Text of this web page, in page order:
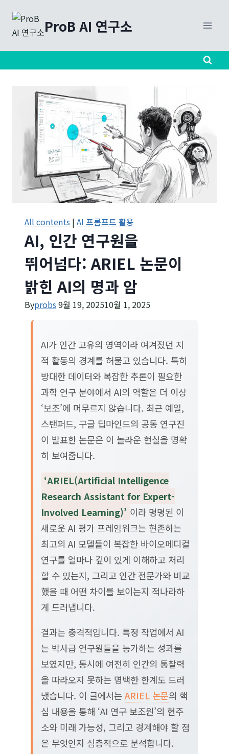
content
ProB AI 연구소
All contents | AI 프롬프트 활용
AI, 인간 연구원을
뛰어넘다: ARIEL 논문이
밝힌 AI의 명과 암
Byprobs 9월 19, 202510월 1, 2025
AI가 인간 고유의 영역이라 여겨졌던 지
적 활동의 경계를 허물고 있습니다. 특히
방대한 데이터와 복잡한 추론이 필요한
과학 연구 분야에서 AI의 역할은 더 이상
‘보조’에 머무르지 않습니다. 최근 예일,
스탠퍼드, 구글 딥마인드의 공동 연구진
이 발표한 논문은 이 놀라운 현실을 명확
히 보여줍니다.
‘ARIEL(Artificial Intelligence
Research Assistant for Expert-
Involved Learning)’ 이라 명명된 이
새로운 AI 평가 프레임워크는 현존하는
최고의 AI 모델들이 복잡한 바이오메디컬
연구를 얼마나 깊이 있게 이해하고 처리
할 수 있는지, 그리고 인간 전문가와 비교
했을 때 어떤 차이를 보이는지 적나라하
게 드러냅니다.
결과는 충격적입니다. 특정 작업에서 AI
는 박사급 연구원들을 능가하는 성과를
보였지만, 동시에 여전히 인간의 통찰력
을 따라오지 못하는 명백한 한계도 드러
냈습니다. 이 글에서는 ARIEL 논문의 핵
심 내용을 통해 ‘AI 연구 보조원’의 현주
소와 미래 가능성, 그리고 경계해야 할 점
은 무엇인지 심층적으로 분석합니다.